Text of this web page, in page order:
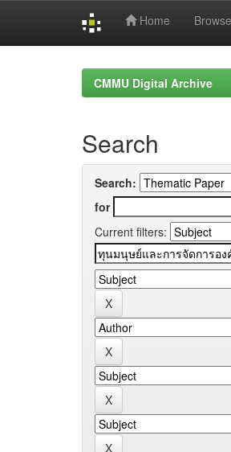
Home Browse
CMMU Digital Archive
Search
Search:
for
Current filters: